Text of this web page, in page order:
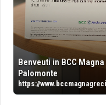
Benveuti in BCC
Palomonte
https://